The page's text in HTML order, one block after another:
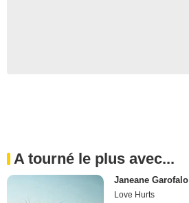
A tourné le plus avec...
Janeane Garofalo
Love Hurts